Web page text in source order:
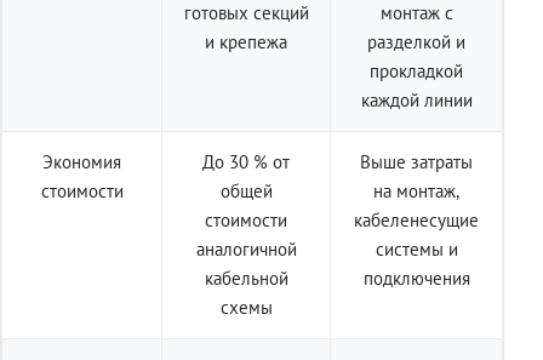
готовых секций
и крепежа
монтаж с
разделкой и
прокладкой
каждой линии
Экономия
стоимости
До 30 % от
общей
стоимости
аналогичной
кабельной
схемы
Выше затраты
на монтаж,
кабеленесущие
системы и
подключения